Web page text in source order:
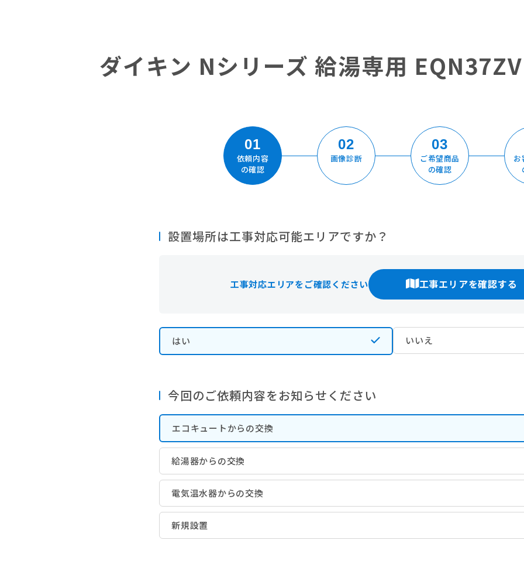
ダイキン Nシリーズ 給湯専用
01
依頼内容
の確認
02
画像診断
03
ご希望商品
の確認
お
設置場所は工事対応可能エリアですか？
工事対応エリアをご確認ください 工事エリアを確認する
はい いいえ
今回のご依頼内容をお知らせください
エコキュートからの交換
給湯器からの交換
電気温水器からの交換
新規設置